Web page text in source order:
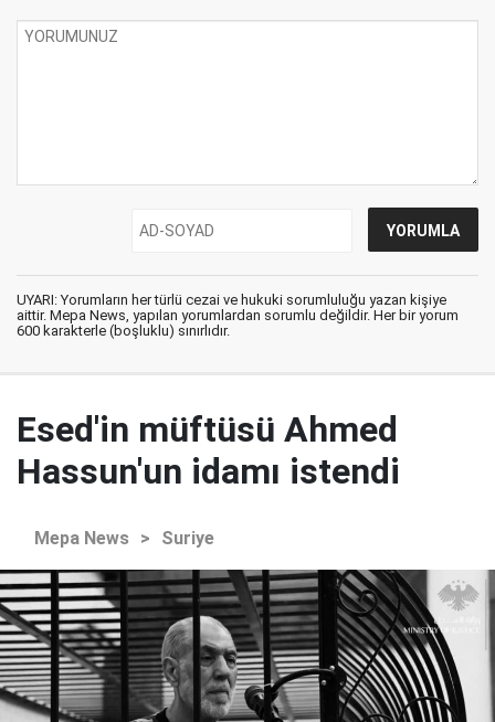
UYARI: Yorumların her türlü cezai ve hukuki sorumluluğu yazan kişiye
aittir. Mepa News, yapılan yorumlardan sorumlu değildir. Her bir yorum
600 karakterle (boşluklu) sınırlıdır.
Esed'in müftüsü Ahmed
Hassun'un idamı istendi
Mepa News > Suriye